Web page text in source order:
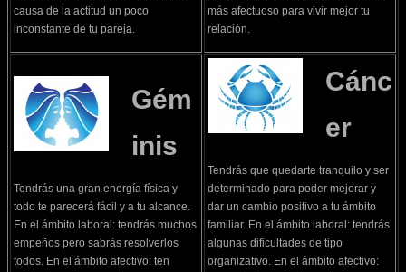
causa de la actitud un poco
inconstante de tu pareja.
más afectuoso para vivir mejor tu
relación.
Gém
inis
Tendrás una gran energía física y
todo te parecerá fácil y a tu alcance.
En el ámbito laboral: tendrás muchos
empeños pero sabrás resolverlos
todos. En el ámbito afectivo: ten
Cánc
er
Tendrás que quedarte tranquilo y ser
determinado para poder mejorar y
dar un cambio positivo a tu ámbito
familiar. En el ámbito laboral: tendrás
algunas dificultades de tipo
organizativo. En el ámbito afectivo: